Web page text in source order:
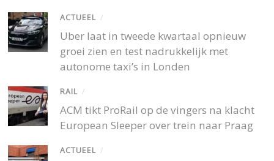
ACTUEEL /
Uber laat in tweede kwartaal opnieuw
groei zien en test nadrukkelijk met
autonome taxi’s in Londen
RAIL /
ACM tikt ProRail op de vingers na klacht
European Sleeper over trein naar Praag
ACTUEEL /